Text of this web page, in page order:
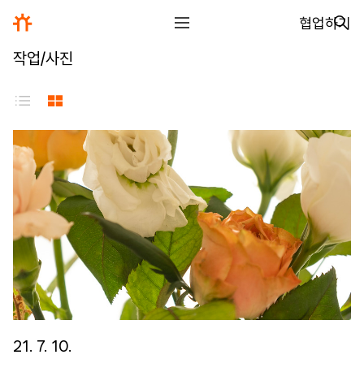
글꼴
사진
글
그림
영상
일기
협업하기
작업/사진
21. 7. 10.